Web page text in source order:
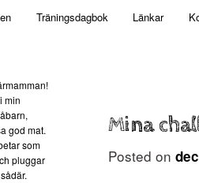
Träningsdagbok Länkar
Mina
Posted on
min
god mat.
som
pluggar